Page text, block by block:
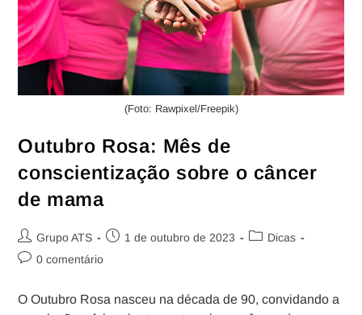
(Foto: Rawpixel/Freepik)
Outubro Rosa: Mês de
conscientização sobre o câncer
de mama
Grupo ATS 1 de outubro de 2023
Dicas
0 comentário
O Outubro Rosa nasceu na década de 90, convidando a